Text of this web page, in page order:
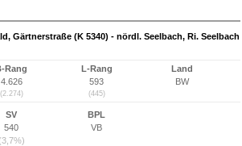
Gärtnerstraße (K 5340) - nördl. Seelbach, Ri. Seelbach
Rang
4.626
(2.274)
L-Rang
593
(445)
Land
BW
SV
540
(3,7%)
BPL
VB